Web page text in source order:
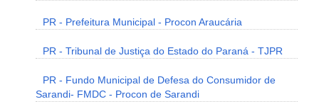
PR - Prefeitura Municipal - Procon Araucária
PR - Tribunal de Justiça do Estado do Paraná - TJPR
PR - Fundo Municipal de Defesa do Consumidor de
Sarandi- FMDC - Procon de Sarandi